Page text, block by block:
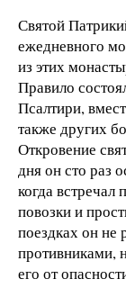
Святой
ежедневного
из этих
Правило
Псалтири,
также других
Откровение
дня он сто раз
когда встречал
повозки и
поездках он не
противниками,
его от